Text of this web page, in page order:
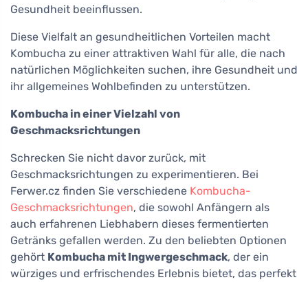
Gesundheit beeinflussen.
Diese Vielfalt an gesundheitlichen Vorteilen macht
Kombucha zu einer attraktiven Wahl für alle, die nach
natürlichen Möglichkeiten suchen, ihre Gesundheit und
ihr allgemeines Wohlbefinden zu unterstützen.
Kombucha in einer Vielzahl von
Geschmacksrichtungen
Schrecken Sie nicht davor zurück, mit
Geschmacksrichtungen zu experimentieren. Bei
Ferwer.cz finden Sie verschiedene Kombucha-
Geschmacksrichtungen, die sowohl Anfängern als
auch erfahrenen Liebhabern dieses fermentierten
Getränks gefallen werden. Zu den beliebten Optionen
gehört Kombucha mit Ingwergeschmack, der ein
würziges und erfrischendes Erlebnis bietet, das perfekt